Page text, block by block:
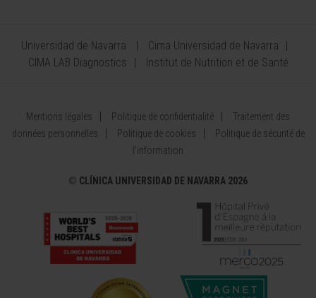
Universidad de Navarra
Cima Universidad de Navarra
CIMA LAB Diagnostics
Institut de Nutrition et de Santé
Mentions légales Politique de confidentialité
Traitement des
données personnelles
Politique de cookies
Politique de sécurité de
l’information
© CLÍNICA UNIVERSIDAD DE NAVARRA 2026